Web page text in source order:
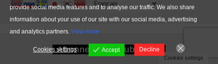
Abonnement - Subscribe
provide social media features and to analyse our traffic. We also share
information about your use of our site with our social media, advertising
and analytics partners. View more
Cookies settings Accept Decline
Cookies settings